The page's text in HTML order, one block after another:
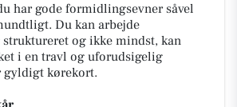
har gode formidlingsevner såvel
Du kan arbejde
og ikke mindst, kan
i en travl og uforudsigelig
gyldigt kørekort.